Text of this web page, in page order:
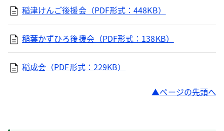
稲津けんご後援会（PDF形式：448KB）
稲葉かずひろ後援会（PDF形式：138KB）
稲成会（PDF形式：229KB）
ページの先頭へ